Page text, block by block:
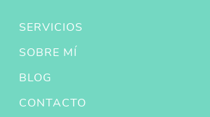
SERVICIOS
SOBRE MÍ
BLOG
CONTACTO